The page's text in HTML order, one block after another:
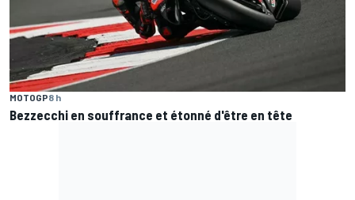
MOTOGP8 h
Bezzecchi en souffrance et étonné d'être en tête